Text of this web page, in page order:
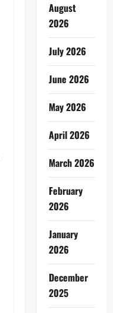
August
2026
July 2026
June 2026
May 2026
April 2026
March 2026
February
2026
January
2026
December
2025